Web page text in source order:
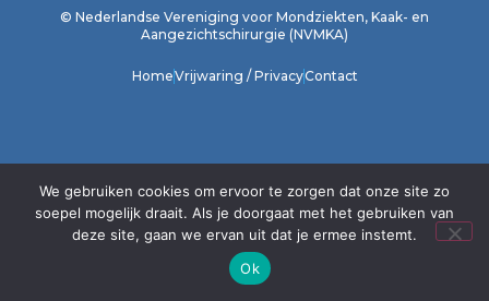
© Nederlandse Vereniging voor Mondziekten, Kaak- en
Aangezichtschirurgie (NVMKA)
HomeVrijwaring / PrivacyContact
We gebruiken cookies om ervoor te zorgen dat onze site zo
soepel mogelijk draait. Als je doorgaat met het gebruiken van
deze site, gaan we ervan uit dat je ermee instemt.
Ok